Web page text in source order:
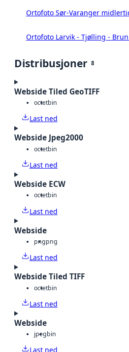
Ortofoto Sør-Varanger
Ortofoto Larvik - Tjølling -
Distribusjoner 8
Webside Tiled GeoTIFF
octetbin
Last ned
Webside Jpeg2000
octetbin
Last ned
Webside ECW
octetbin
Last ned
Webside
pngpng
Last ned
Webside Tiled TIFF
octetbin
Last ned
Webside
jpegbin
Last ned